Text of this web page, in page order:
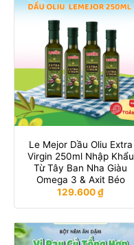
Le Mejor Dầu Oliu Extra
Virgin 250ml Nhập Khẩu
Từ Tây Ban Nha Giàu
Omega 3 & Axit Béo
129.600₫